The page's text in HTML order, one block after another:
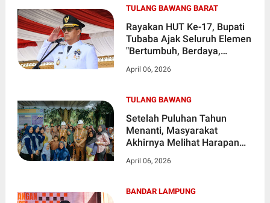
TULANG BAWANG BARAT
Rayakan HUT Ke-17, Bupati
Tubaba Ajak Seluruh Elemen
"Bertumbuh, Berdaya,
April 06, 2026
TULANG BAWANG
Setelah Puluhan Tahun
Menanti, Masyarakat
Akhirnya Melihat Harapan
Utama Yang Selama ini
April 06, 2026
BANDAR LAMPUNG